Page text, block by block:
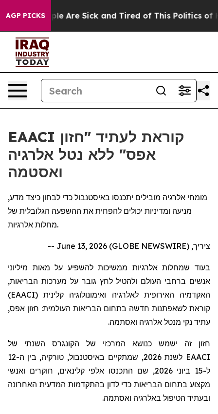
AGP PICKS
“People Are Sick and Tired of This Politics of
EAACI קוראת לעתיד "חזון
אפס" ללא נטל אלרגיה
ואסטמה
מומחי אלרגיה מובילים יתכנסו באיסטנבול כדי לבחון כיצד מדע,
מניעה ומדיניות יכולים להפחית את ההשפעה הגלובלית של
מחלות אלרגיות.
ציריך, June 13, 2026 (GLOBE NEWSWIRE) --
בעוד שמחלות אלרגיות ממשיכות להשפיע על מאות מיליוני
אנשים ברחבי העולם ולהטיל לחץ גובר על מערכות הבריאות,
האקדמיה האירופית לאלרגיה ואימונולוגיה קלינית (EAACI
)
קוראת לשאפתנות חדשה בתחום הבריאות העולמית: חזון אפס,
עתיד נקי מנטל אלרגיה ואסתמה.
חזון זה ישמש כנושא המרכזי של הקונגרס השנתי של
EAACI לשנת 2026, ש מ
תקיים באיסטנבול, טורקיה, בין ה-12
ל-15 ביוני 2026, שם
התכנסו אלפי קלינאים, חוקרים ואנשי
מקצוע בתחום הבריאות כדי לדון בהתקדמות המדעית האחרונה
ובעתיד הטיפול באלרגיה ואסתמה.